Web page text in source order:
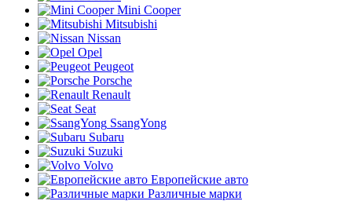
Mini Cooper
Mitsubishi
Nissan
Opel
Peugeot
Porsche
Renault
Seat
SsangYong
Subaru
Suzuki
Volvo
Европейские авто
Различные марки